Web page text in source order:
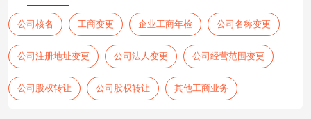
公司核名 工商变更 企业工商年检 公司名称变更
公司注册地址变更 公司法人变更 公司经营范围变更
公司股权转让 公司股权转让 其他工商业务